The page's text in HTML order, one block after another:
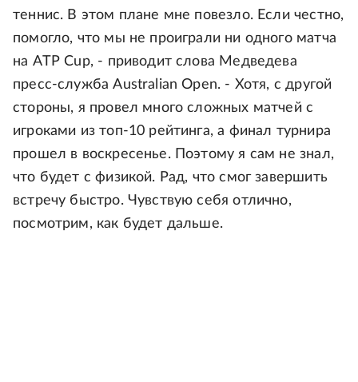
теннис. В этом плане мне повезло. Если честно,
помогло, что мы не проиграли ни одного матча
на ATP Cup, - приводит слова Медведева
пресс-служба Australian Open. - Хотя, с другой
стороны, я провел много сложных матчей с
игроками из топ-10 рейтинга, а финал турнира
прошел в воскресенье. Поэтому я сам не знал,
что будет с физикой. Рад, что смог завершить
встречу быстро. Чувствую себя отлично,
посмотрим, как будет дальше.